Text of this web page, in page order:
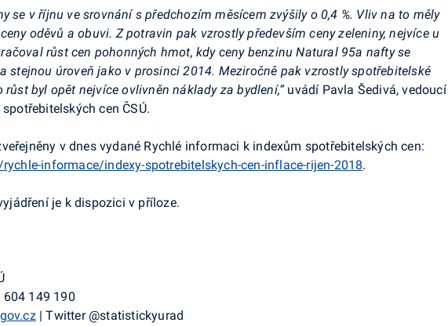
se v říjnu ve srovnání s předchozím měsícem zvýšily o 0,4 %. Vliv na to měly
oděvů a obuvi. Z potravin pak vzrostly především ceny zeleniny, nejvíce u
růst cen pohonných hmot, kdy ceny benzinu Natural 95a nafty se
stejnou úroveň jako v prosinci 2014. Meziročně pak vzrostly spotřebitelské
růst byl opět nejvíce ovlivněn náklady za bydlení,“uvádí Pavla Šedivá, vedoucí
cen ČSÚ.
v dnes vydané Rychlé informaci k indexům spotřebitelských cen:
informace/indexy-spotrebitelskych-cen-inflace-rijen-2018.
je k dispozici v příloze.
604 149 190
| Twitter@statistickyurad